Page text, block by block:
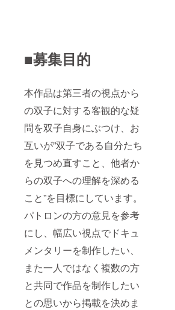
■募集目的
本作品は第三者の視点から
の双子に対する客観的な疑
問を双子自身にぶつけ、お
互いが”双子である自分たち
を見つめ直すこと、他者か
らの双子への理解を深める
こと”を目標にしています。
パトロンの方の意見を参考
にし、幅広い視点でドキュ
メンタリーを制作したい、
また一人ではなく複数の方
と共同で作品を制作したい
との思いから掲載を決めま